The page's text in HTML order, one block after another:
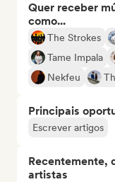
Quer receber
como...
The Strokes
Tame Impala
Nekfeu
Principais
Escrever artigos
Recentemente,
artistas